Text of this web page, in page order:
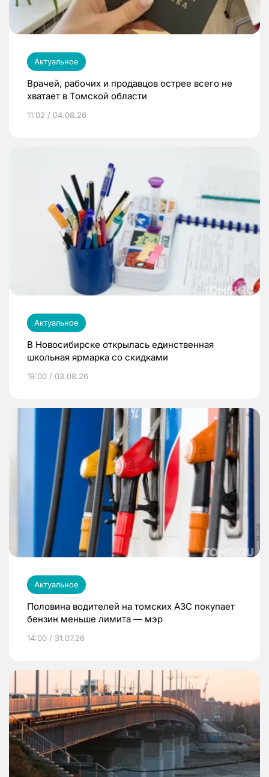
Актуальное
Врачей, рабочих и продавцов острее всего не
хватает в Томской области
11:02 / 04.08.26
Актуальное
В Новосибирске открылась единственная
школьная ярмарка со скидками
19:00 / 03.08.26
Актуальное
Половина водителей на томских АЗС покупает
бензин меньше лимита — мэр
14:00 / 31.07.26